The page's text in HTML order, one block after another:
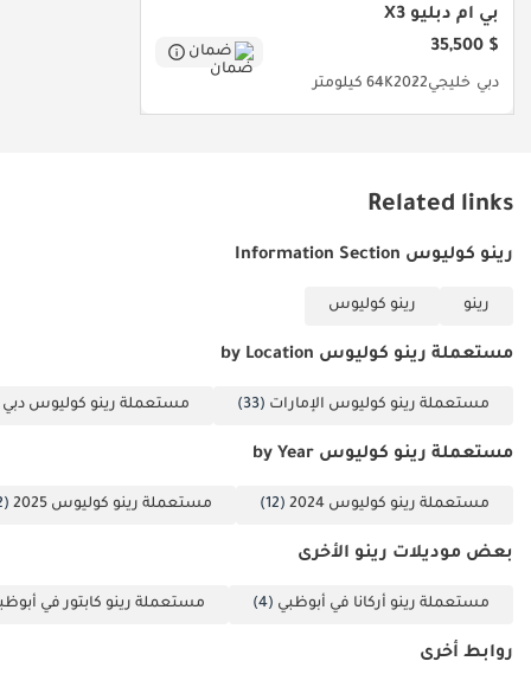
بي أم دبليو X3
$ 35,500
ضمان
دبي خليجي202264K كيلومتر
Related links
رينو كوليوس Information Section
رينو رينو كوليوس
مستعملة رينو كوليوس by Location
مستعملة رينو كوليوس الإمارات (33) مستعملة رينو كوليوس دبي
مستعملة رينو كوليوس by Year
مستعملة رينو كوليوس 2024 (12) مستعملة رينو كوليوس 2025 (12)
بعض موديلات رينو الأخرى
مستعملة رينو أركانا في أبوظبي (4) مستعملة رينو كابتور في
روابط أخرى
الإقليمية.
تم إنشاء هذه الإحصاءات بواسطة الذكاء الاصطناعي اعتماداً على بيانات
خبراء السوق. يُرجى دائماً فحص السيارة قبل الشراء.